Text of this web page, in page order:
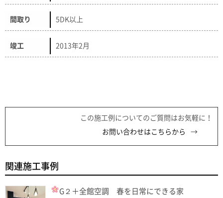
間取り 5DK以上
竣工 2013年2月
この施工例についてのご質問はお気軽に！
お問い合わせはこちらから
関連施工事例
G２＋全館空調 春を日常にできる家